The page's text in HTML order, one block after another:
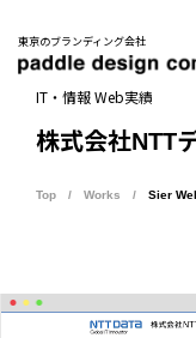
東京のブランディング会社
IT・情報 Web実績
株式会社NTT
Top Works Sier